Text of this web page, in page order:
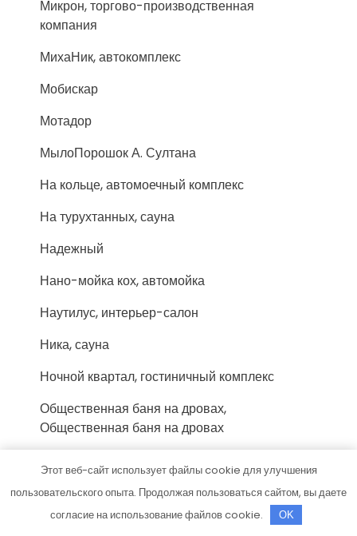
Микрон, торгово-производственная
компания
МихаНик, автокомплекс
Мобискар
Мотадор
МылоПорошок А. Султана
На кольце, автомоечный комплекс
На турухтанных, сауна
Надежный
Нано-мойка кох, автомойка
Наутилус, интерьер-салон
Ника, сауна
Ночной квартал, гостиничный комплекс
Общественная баня на дровах,
Общественная баня на дровах
Олимп, автомоечный комплекс
Орентранс-КАМАЗ
Этот веб-сайт использует файлы cookie для улучшения
пользовательского опыта. Продолжая пользоваться сайтом, вы даете
согласие на использование файлов cookie.
OK